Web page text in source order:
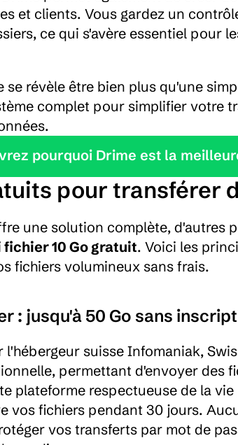
et clients. Vous gardez un
ce qui s'avère essentiel pour
se révèle être bien plus qu'une
complet pour simplifier votre
pourquoi Drime est la
pour transférer
une solution complète, d'autres
fichier 10 Go gratuit. Voici les
fichiers volumineux sans frais.
: jusqu'à 50 Go sans
l'hébergeur suisse Infomaniak,
permettant d'envoyer des
plateforme respectueuse de la
vos fichiers pendant 30 jours.
vos transferts par mot de